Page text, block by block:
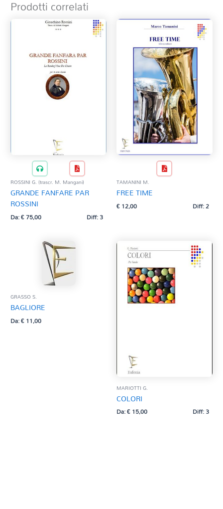
Prodotti correlati
ROSSINI G. (trascr. M. Mangani)
GRANDE FANFARE PAR
ROSSINI
Da:€75,00 Diff: 3
TAMANINI M.
FREE TIME
€12,00 Diff: 2
GRASSO S.
BAGLIORE
Da:€11,00
MARIOTTI G.
COLORI
Da:€15,00 Diff: 3